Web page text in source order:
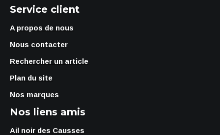
Service client
A propos de nous
Nous contacter
Rechercher un article
Plan du site
Nos marques
Nos liens amis
Ail noir des Causses